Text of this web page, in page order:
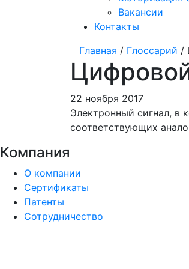
Вакансии
Контакты
Главная / Глоссарий /
22 ноября 2017
Электронный сигнал, в
соответствующих
Компания
О компании
Сертификаты
Патенты
Сотрудничество